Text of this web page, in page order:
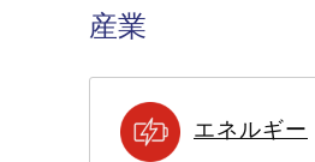
産業
エネルギー